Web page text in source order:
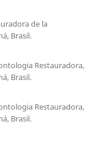
de la
Brasil.
Restauradora,
Brasil.
Restauradora,
Brasil.